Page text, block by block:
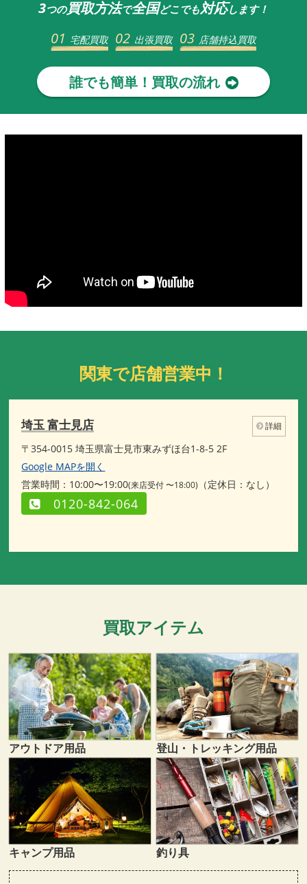
3つの買取方法で全国どこでも対応します！
01 宅配買取 02 出張買取 03 店舗持込買取
誰でも簡単！買取の流れ
関東で店舗営業中！
埼玉 富士見店 詳細
〒354-0015 埼玉県富士見市東みずほ台1-8-5 2F
Google MAPを開く
営業時間：10:00〜19:00(来店受付 〜18:00) （定休日：なし）
0120-842-064
買取アイテム
アウトドア用品 登山・トレッキング用品
キャンプ用品 釣り具